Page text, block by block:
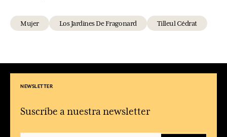
Mujer Los Jardines De Fragonard Tilleul Cédrat
NEWSLETTER
Suscríbe a nuestra newsletter